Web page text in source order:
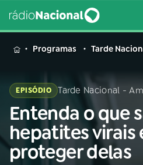
MENU
Buscar
na
Rádio
Nacional
Buscar
Programas Tarde
EPISÓDIO Tarde Nacional -
Entenda o que
hepatites virais
proteger delas